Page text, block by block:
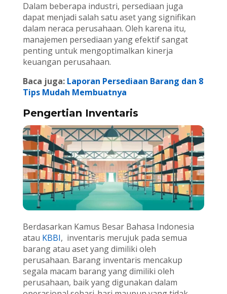
Dalam beberapa industri, persediaan juga
dapat menjadi salah satu aset yang signifikan
dalam neraca perusahaan. Oleh karena itu,
manajemen persediaan yang efektif sangat
penting untuk mengoptimalkan kinerja
keuangan perusahaan.
Baca juga: Laporan Persediaan Barang dan 8
Tips Mudah Membuatnya
Pengertian Inventaris
Berdasarkan Kamus Besar Bahasa Indonesia
atau KBBI, inventaris merujuk pada semua
barang atau aset yang dimiliki oleh
perusahaan. Barang inventaris mencakup
segala macam barang yang dimiliki oleh
perusahaan, baik yang digunakan dalam